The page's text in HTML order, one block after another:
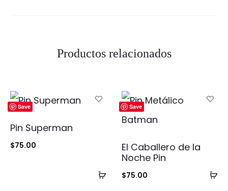
Productos relacionados
Save
Añadir
Pin Superman
$75.00
Save
El Caballero de la
Noche Pin
$75.00